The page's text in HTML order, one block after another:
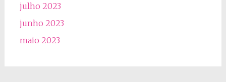
julho 2023
junho 2023
maio 2023